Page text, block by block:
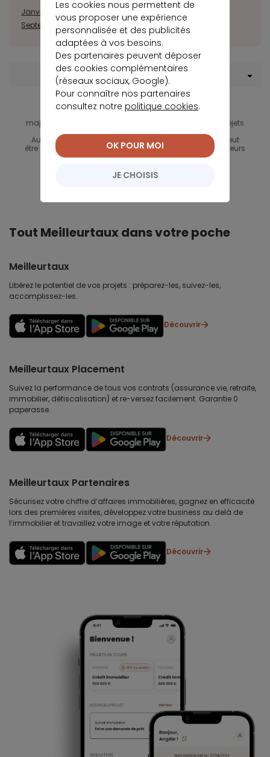
Janvier Mai Juin
Septembre
Octobre Novembre Décembre
Menu Rachat de crédit
La baisse du montant des mensualités suppose un
allongement de la durée de remboursement et une
majoration du coût total d'un ou de plusieurs crédits objets
Aucun versement, de quelque nature que ce soit, ne peut
être exigé d'un particulier, avant l'obtention d'un ou plusieurs
prêts d'argent.
Tout Meilleurtaux dans votre poche
Meilleurtaux
Libérez le potentiel de vos projets : préparez-les, suivez-les,
accomplissez-les.
Découvrir
Meilleurtaux Placement
Suivez la performance de tous vos contrats (assurance vie, retraite,
immobilier, défiscalisation) et re-versez facilement. Garantie 0
paperasse.
Découvrir
Meilleurtaux Partenaires
Sécurisez votre chiffre d’affaires immobilières, gagnez en efficacité
lors des premières visites, développez votre business au delà de
l’immobilier et travaillez votre image et votre réputation.
Découvrir
Les cookies nous permettent de
vous proposer une expérience
personnalisée et des publicités
adaptées à vos besoins.
Des partenaires peuvent déposer
des cookies complémentaires
(réseaux sociaux, Google).
Pour connaître nos partenaires
consultez notre politique cookies.
JE CHOISIS
OK POUR MOI